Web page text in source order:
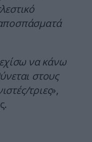
να κάνω
στους
τριες»,